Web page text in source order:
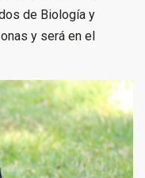
de Biología y
y será en el